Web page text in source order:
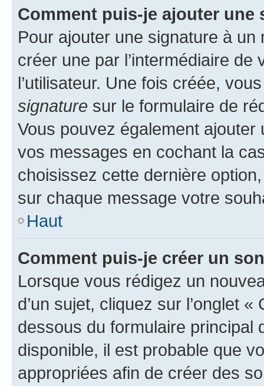
Comment puis-je ajouter une
Pour ajouter une signature à un
créer une par l’intermédiaire
l’utilisateur. Une fois créée,
signature sur le formulaire de
Vous pouvez également
vos messages en cochant la
choisissez cette dernière
sur chaque message votre
Haut
Comment puis-je créer un
Lorsque vous rédigez un
d’un sujet, cliquez sur l’onglet
dessous du formulaire principal
disponible, il est probable que
appropriées afin de créer des